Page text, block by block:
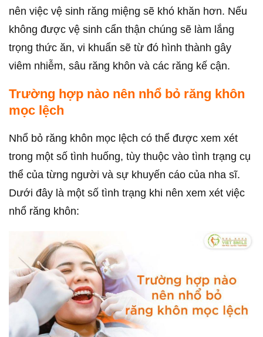
nên việc vệ sinh răng miệng sẽ khó khăn hơn. Nếu
không được vệ sinh cẩn thận chúng sẽ làm lắng
trọng thức ăn, vi khuẩn sẽ từ đó hình thành gây
viêm nhiễm, sâu răng khôn và các răng kế cận.
Trường hợp nào nên nhổ bỏ răng khôn
mọc lệch
Nhổ bỏ răng khôn mọc lệch có thể được xem xét
trong một số tình huống, tùy thuộc vào tình trạng cụ
thể của từng người và sự khuyến cáo của nha sĩ.
Dưới đây là một số tình trạng khi nên xem xét việc
nhổ răng khôn: